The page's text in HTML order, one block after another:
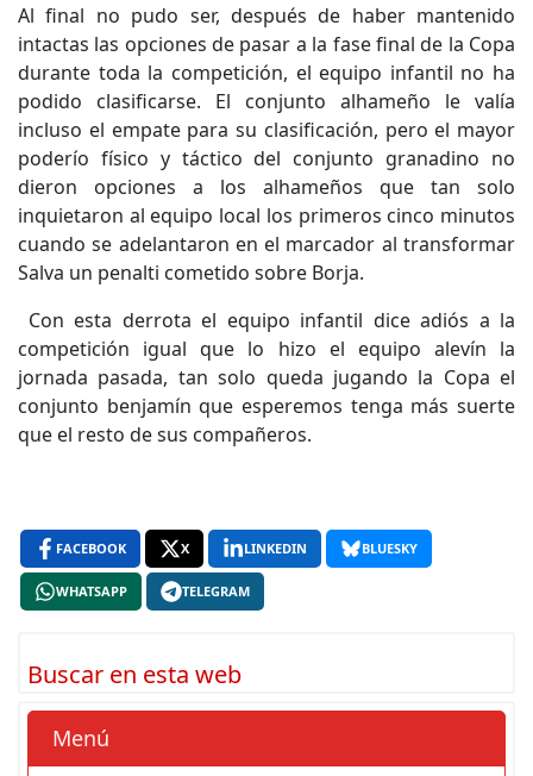
Al final no pudo ser, después de haber mantenido
intactas las opciones de pasar a la fase final de la Copa
durante toda la competición, el equipo infantil no ha
podido clasificarse. El conjunto alhameño le valía
incluso el empate para su clasificación, pero el mayor
poderío físico y táctico del conjunto granadino no
dieron opciones a los alhameños que tan solo
inquietaron al equipo local los primeros cinco minutos
cuando se adelantaron en el marcador al transformar
Salva un penalti cometido sobre Borja.
Con esta derrota el equipo infantil dice adiós a la
competición igual que lo hizo el equipo alevín la
jornada pasada, tan solo queda jugando la Copa el
conjunto benjamín que esperemos tenga más suerte
que el resto de sus compañeros.
FACEBOOK X LINKEDIN BLUESKY
WHATSAPP TELEGRAM
Buscar en esta web
Menú